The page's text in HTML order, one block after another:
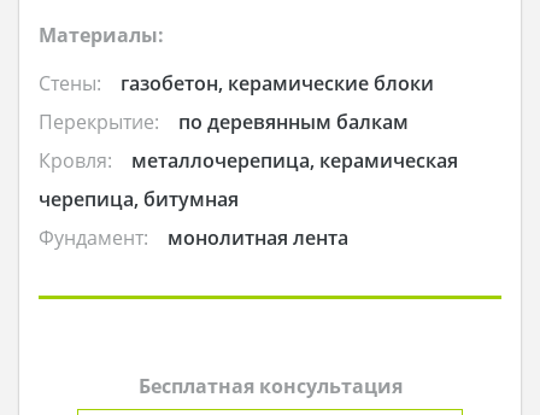
Материалы:
Стены:
газобетон, керамические блоки
Перекрытие:
по деревянным балкам
Кровля:
металлочерепица, керамическая
черепица, битумная
Фундамент:
монолитная лента
Бесплатная консультация